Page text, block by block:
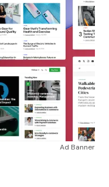
Ad Banner